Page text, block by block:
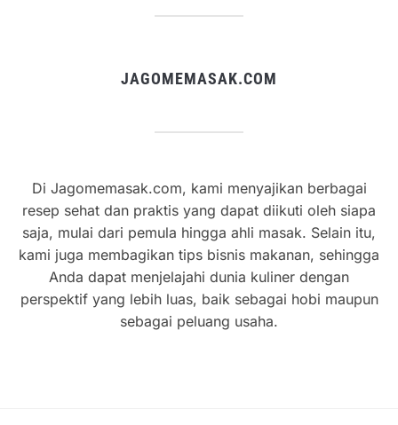
JAGOMEMASAK.COM
Di Jagomemasak.com, kami menyajikan berbagai
resep sehat dan praktis yang dapat diikuti oleh siapa
saja, mulai dari pemula hingga ahli masak. Selain itu,
kami juga membagikan tips bisnis makanan, sehingga
Anda dapat menjelajahi dunia kuliner dengan
perspektif yang lebih luas, baik sebagai hobi maupun
sebagai peluang usaha.